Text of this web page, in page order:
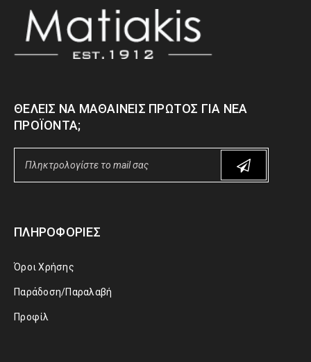
ΘΈΛΕΙΣ ΝΑ ΜΑΘΑΊΝΕΙΣ ΠΡΏΤΟΣ ΓΙΑ ΝΈΑ
ΠΡΟΪΌΝΤΑ;
ΠΛΗΡΟΦΟΡΊΕΣ
Όροι Χρήσης
Παράδοση/Παραλαβή
Προφίλ